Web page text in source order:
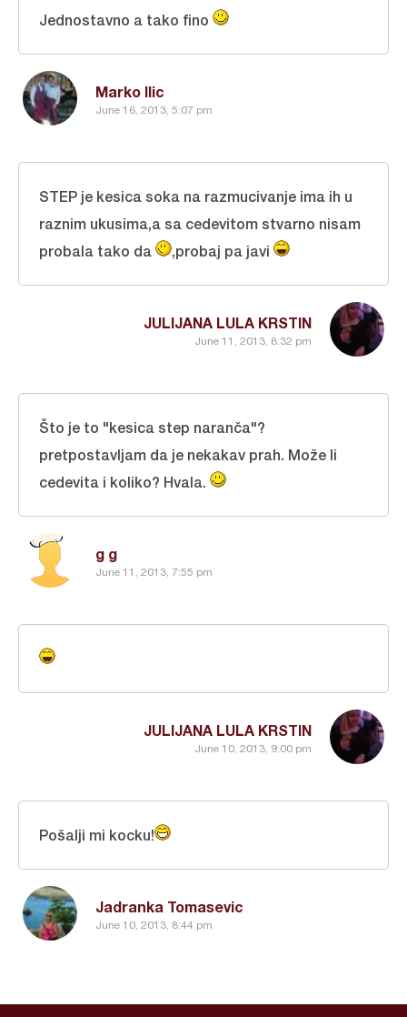
Marko Ilic
June 16, 2013, 5:07 pm
Jednostavno a tako fino
JULIJANA LULA KRSTIN
June 11, 2013, 8:32 pm
STEP je kesica soka na razmucivanje ima ih u
raznim ukusima,a sa cedevitom stvarno nisam
probala tako da
,probaj pa javi
g g
June 11, 2013, 7:55 pm
Što je to "kesica step naranča"?
pretpostavljam da je nekakav prah. Može li
cedevita i koliko? Hvala.
JULIJANA LULA KRSTIN
June 10, 2013, 9:00 pm
Jadranka Tomasevic
June 10, 2013, 8:44 pm
Pošalji mi kocku!